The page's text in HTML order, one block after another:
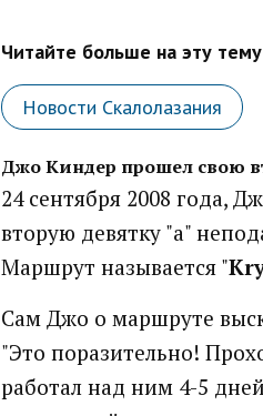
Читайте больше на эту
Новости Скалолазания
Джо Киндер прошел свою
24 сентября 2008 года,
вторую девятку "а"
Маршрут называется "
Сам Джо о маршруте
"Это поразительно!
работал над ним 4-5